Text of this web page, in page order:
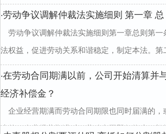
·劳动争议调解仲裁法实施细则 第一章
劳动争议调解仲裁法实施细则第一章总则第
法权益，促进劳动关系和谐稳定，制定本法。第
·在劳动合同期满以前，公司开始清算并
经济补偿金？
企业经营期满而劳动合同期限也同时届满的
止的，企业经营期满时，劳动合同即行终止。根